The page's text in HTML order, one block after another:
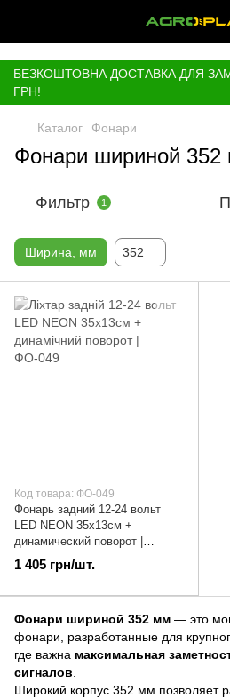
БЕЗКОШТОВНА ДОСТАВКА ДЛЯ
ГРН!
Каталог Фонари
Фонари шириной 352
Фильтр 1
Ширина, мм 352
Код товара: ФО-049
Фонарь задний 12-24 вольт
LED NEON 35х13см +
динамический поворот |
ФО-049
1 405 грн/шт.
Фонари шириной 352 мм — это
фонари, разработанные для
где важна максимальная
сигналов
Широкий корпус 352 мм позволяет